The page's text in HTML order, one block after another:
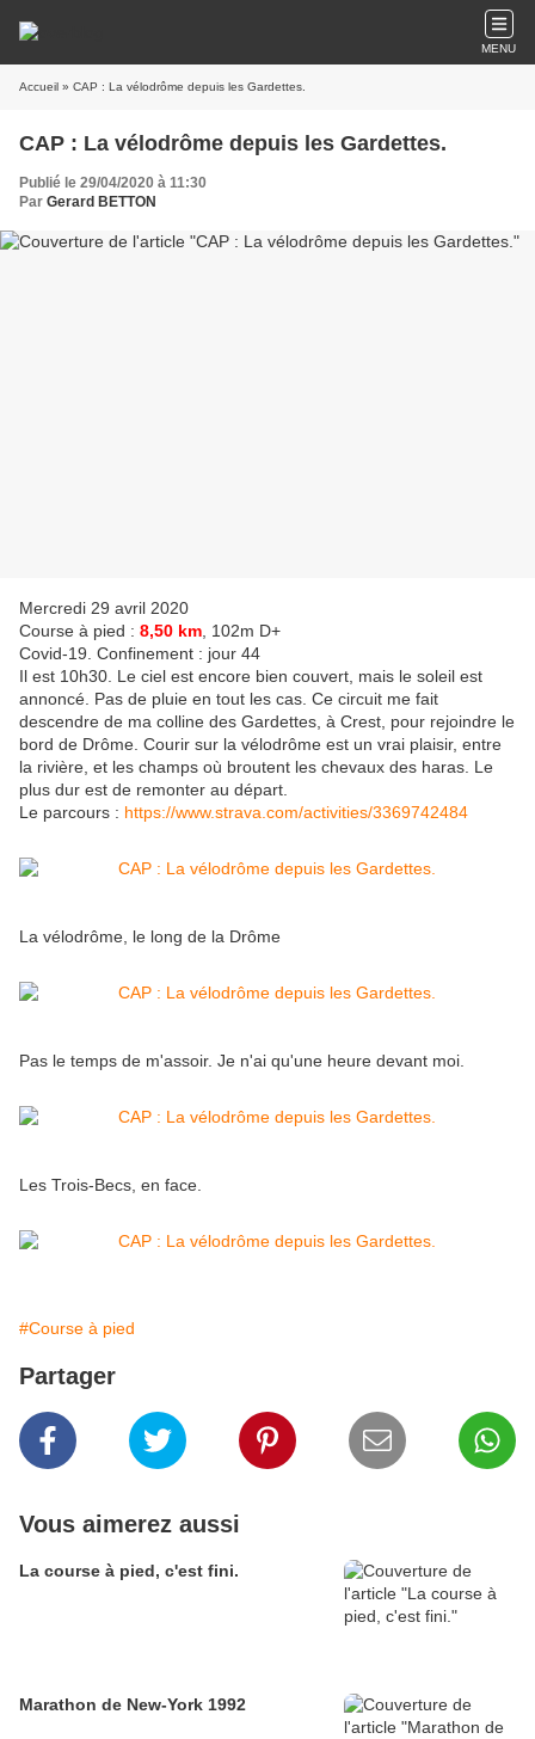
MENU
Accueil » CAP : La vélodrôme depuis les Gardettes.
CAP : La vélodrôme depuis les Gardettes.
Publié le 29/04/2020 à 11:30
Par Gerard BETTON
Mercredi 29 avril 2020
Course à pied : 8,50 km , 102m D+
Covid-19. Confinement : jour 44
Il est 10h30. Le ciel est encore bien couvert, mais le soleil est
annoncé. Pas de pluie en tout les cas. Ce circuit me fait
descendre de ma colline des Gardettes, à Crest, pour rejoindre le
bord de Drôme. Courir sur la vélodrôme est un vrai plaisir, entre
la rivière, et les champs où broutent les chevaux des haras. Le
plus dur est de remonter au départ.
Le parcours : https://www.strava.com/activities/3369742484
La vélodrôme, le long de la Drôme
Pas le temps de m'assoir. Je n'ai qu'une heure devant moi.
Les Trois-Becs, en face.
#Course à pied
Partager
Vous aimerez aussi
La course à pied, c'est fini.
Marathon de New-York 1992